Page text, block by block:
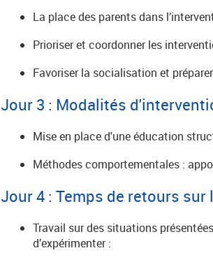
La place des parents dans
Prioriser et coordonner les
Favoriser la socialisation et
Jour 3 : Modalités
Mise en place d'une éducation
Méthodes comportementales :
Jour 4 : Temps de retours
Travail sur des situations
d’expérimenter :